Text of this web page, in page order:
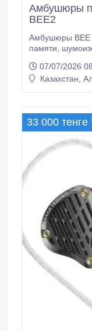
Амбушюры
BEE2
Амбушюры BEE
памяти, шумоизолирующая амбушюры. -
заполняя
соответствуя его форме. -
эффективно
позволяя вам
необходимости
07/07/2026
Казахстан,
33 000 тенге